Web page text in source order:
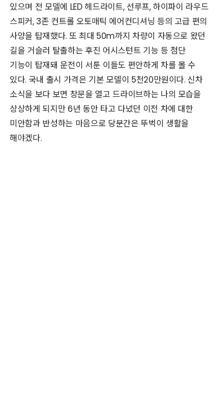
있으며 전 모델에 LED 헤드라이트, 선루프, 하이파이 라우드
스피커, 3존 컨트롤 오토매틱 에어컨디셔닝 등의 고급 편의
사양을 탑재했다. 또 최대 50m까지 차량이 자동으로 왔던
길을 거슬러 탈출하는 후진 어시스턴트 기능 등 첨단
기능이 탑재돼 운전이 서툰 이들도 편안하게 차를 몰 수
있다. 국내 출시 가격은 기본 모델이 5천20만원이다. 신차
소식을 보다 보면 창문을 열고 드라이브하는 나의 모습을
상상하게 되지만 6년 동안 타고 다녔던 이전 차에 대한
미안함과 반성하는 마음으로 당분간은 뚜벅이 생활을
해야겠다.